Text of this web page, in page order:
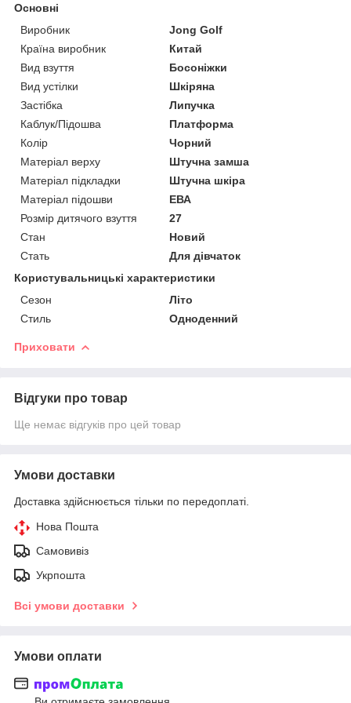
Основні
Виробник
Jong Golf
Країна виробник
Китай
Вид взуття
Босоніжки
Вид устілки
Шкіряна
Застібка
Липучка
Каблук/Підошва
Платформа
Колір
Чорний
Матеріал верху
Штучна замша
Матеріал підкладки
Штучна шкіра
Матеріал підошви
ЕВА
Розмір дитячого взуття
27
Стан
Новий
Стать
Для дівчаток
Користувальницькі характеристики
Сезон
Літо
Стиль
Одноденний
Приховати
Відгуки про товар
Ще немає відгуків про цей товар
Умови доставки
Доставка здійснюється тільки по передоплаті.
Нова Пошта
Самовивіз
Укрпошта
Всі умови доставки
Умови оплати